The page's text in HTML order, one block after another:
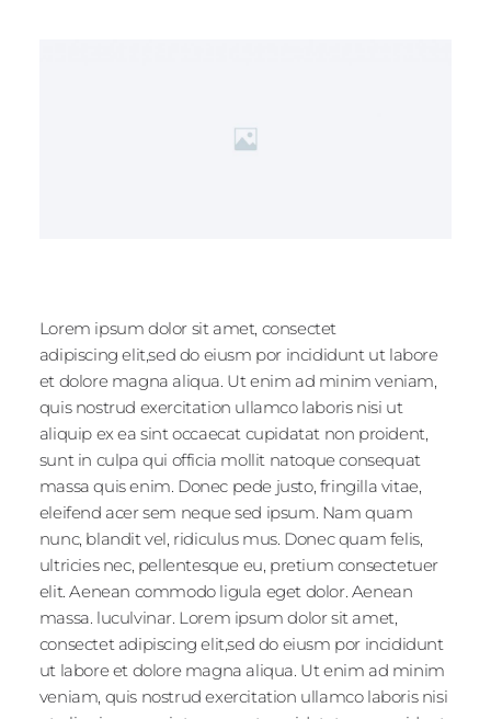
Lorem ipsum dolor sit amet, consectet
adipiscing elit,sed do eiusm por incididunt ut labore
et dolore magna aliqua. Ut enim ad minim veniam,
quis nostrud exercitation ullamco laboris nisi ut
aliquip ex ea sint occaecat cupidatat non proident,
sunt in culpa qui officia mollit natoque consequat
massa quis enim. Donec pede justo, fringilla vitae,
eleifend acer sem neque sed ipsum. Nam quam
nunc, blandit vel, ridiculus mus. Donec quam felis,
ultricies nec, pellentesque eu, pretium consectetuer
elit. Aenean commodo ligula eget dolor. Aenean
massa. luculvinar. Lorem ipsum dolor sit amet,
consectet adipiscing elit,sed do eiusm por incididunt
ut labore et dolore magna aliqua. Ut enim ad minim
veniam, quis nostrud exercitation ullamco laboris nisi